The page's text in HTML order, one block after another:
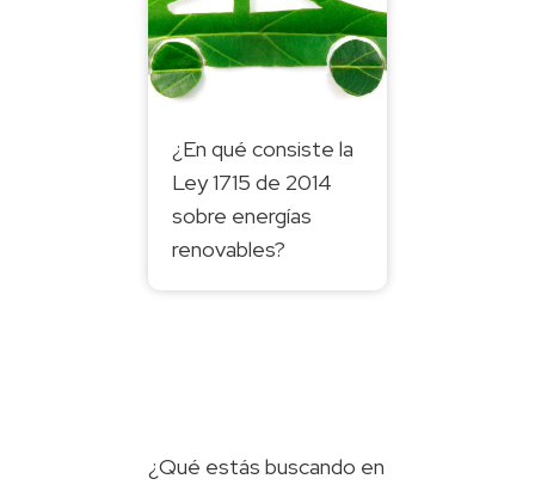
¿En qué consiste la
Ley 1715 de 2014
sobre energías
renovables?
¿Qué estás buscando en